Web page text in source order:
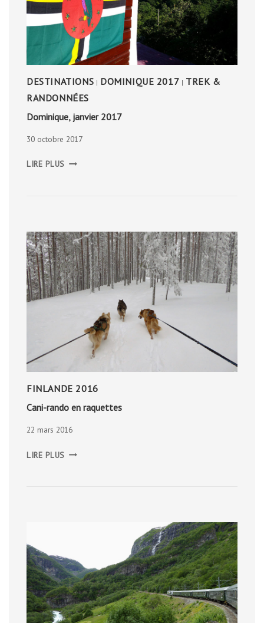
DESTINATIONS | DOMINIQUE 2017 | TREK &
RANDONNÉES
Dominique, janvier 2017
30 octobre 2017
LIRE PLUS JANVIER
FINLANDE 2016
Cani-rando en raquettes
22 mars 2016
LIRE PLUS RANDO